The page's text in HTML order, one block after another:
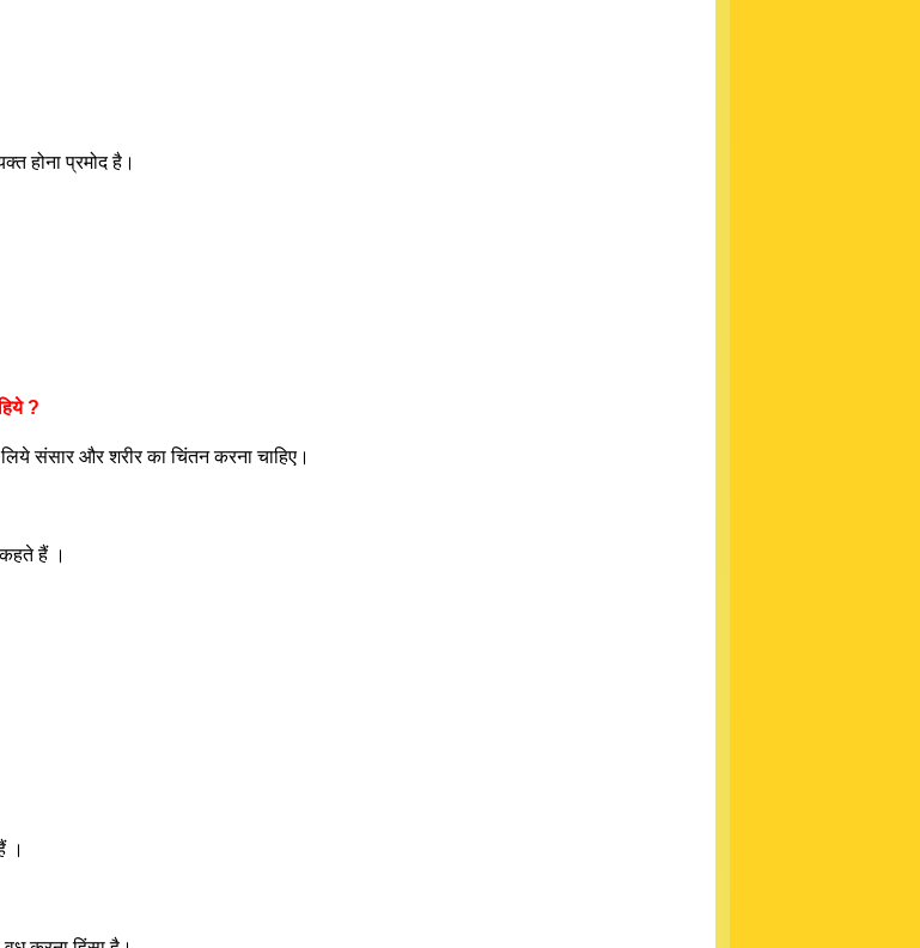
होना प्रमोद है।
?
संसार और शरीर का चिंतन करना चाहिए।
हैं ।
।